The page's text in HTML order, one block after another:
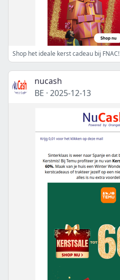
Shop het ideale kerst cadeau bij FNAC!
nucash
BE · 2025-12-13